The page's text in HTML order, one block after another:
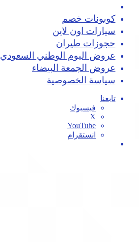
كوبونات خصم
سيارات اون لاين
حجوزات طيران
عروض اليوم الوطني السعودي
عروض الجمعة البيضاء
سياسة الخصوصية
تابعنا
فيسبوك
‫X
‫YouTube
انستقرام